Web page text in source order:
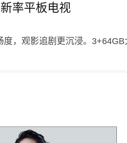
率平板电视
，观影追剧更沉浸。